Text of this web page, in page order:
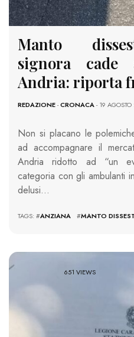
Manto
signora
Andria: riporta
REDAZIONE-CRONACA- 19
Non si placano le
ad accompagnare il
Andria ridotto ad “un
categoria con gli ambulanti
delusi…
TAGS: #ANZIANA #MANTO
651 VIEWS